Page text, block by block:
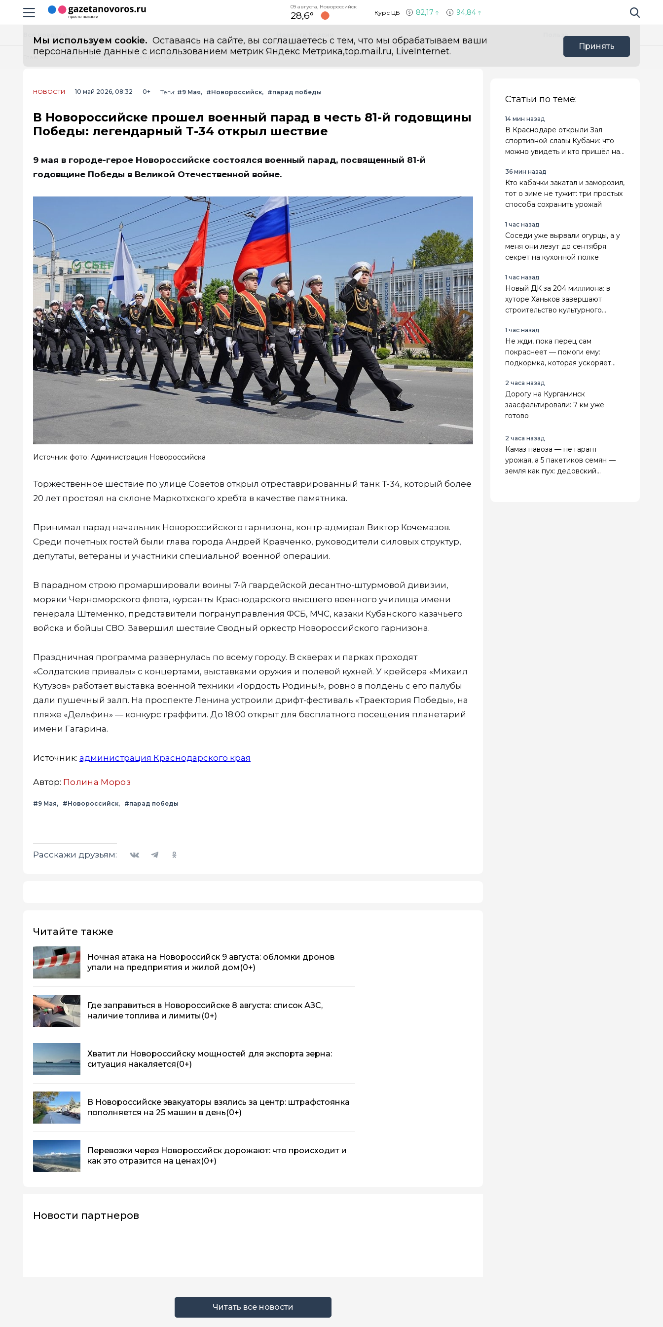
Навигация сайта
09 августа, Новороссийск
28,6° Курс ЦБ 82,17 94,84 Поиск по
Мы используем cookie. Оставаясь на сайте, вы соглашаетесь с тем, что мы обрабатываем ваши
персональные данные с использованием метрик Яндекс Метрика,top.mail.ru, LiveInternet.
Принять
Польза
Главная Лента новостей В Новороссийске прошел военный парад в честь 81-й годовщины Победы: легендарный Т-34 открыл шествие
НОВОСТИ 10 май 2026, 08:32 0+ Теги: #9 Мая #Новороссийск #парад победы
В Новороссийске прошел военный парад в честь 81-й годовщины
Победы: легендарный Т-34 открыл шествие
9 мая в городе-герое Новороссийске состоялся военный парад, посвященный 81-й
годовщине Победы в Великой Отечественной войне.
Источник фото: Администрация Новороссийска
Торжественное шествие по улице Советов открыл отреставрированный танк Т-34, который более
20 лет простоял на склоне Маркотхского хребта в качестве памятника.
Принимал парад начальник Новороссийского гарнизона, контр-адмирал Виктор Кочемазов.
Среди почетных гостей были глава города Андрей Кравченко, руководители силовых структур,
депутаты, ветераны и участники специальной военной операции.
В парадном строю промаршировали воины 7-й гвардейской десантно-штурмовой дивизии,
моряки Черноморского флота, курсанты Краснодарского высшего военного училища имени
генерала Штеменко, представители погрануправления ФСБ, МЧС, казаки Кубанского казачьего
войска и бойцы СВО. Завершил шествие Сводный оркестр Новороссийского гарнизона.
Праздничная программа развернулась по всему городу. В скверах и парках проходят
«Солдатские привалы» с концертами, выставками оружия и полевой кухней. У крейсера «Михаил
Кутузов» работает выставка военной техники «Гордость Родины!», ровно в полдень с его палубы
дали пушечный залп. На проспекте Ленина устроили дрифт-фестиваль «Траектория Победы», на
пляже «Дельфин» — конкурс граффити. До 18:00 открыт для бесплатного посещения планетарий
имени Гагарина.
Источник: администрация Краснодарского края
Автор: Полина Мороз
#9 Мая #Новороссийск #парад победы
Расскажи друзьям:
Читайте также
Ночная атака на Новороссийск 9 августа: обломки дронов
упали на предприятия и жилой дом (0+)
Где заправиться в Новороссийске 8 августа: список АЗС,
наличие топлива и лимиты (0+)
Хватит ли Новороссийску мощностей для экспорта зерна:
ситуация накаляется(0+)
В Новороссийске эвакуаторы взялись за центр: штрафстоянка
пополняется на 25 машин в день(0+)
Перевозки через Новороссийск дорожают: что происходит и
как это отразится на ценах(0+)
Новости партнеров
Читать все новости
Статьи по теме:
14 мин назад
В Краснодаре открыли Зал
спортивной славы Кубани: что
можно увидеть и кто пришёл на
36 мин назад
Кто кабачки закатал и заморозил,
тот о зиме не тужит: три простых
способа сохранить урожай
1 час назад
Соседи уже вырвали огурцы, а у
меня они лезут до сентября:
секрет на кухонной полке
1 час назад
Новый ДК за 204 миллиона: в
хуторе Ханьков завершают
строительство культурного
1 час назад
Не жди, пока перец сам
покраснеет — помоги ему:
подкормка, которая ускоряет
2 часа назад
Дорогу на Курганинск
заасфальтировали: 7 км уже
готово
2 часа назад
Камаз навоза — не гарант
урожая, а 5 пакетиков семян —
земля как пух: дедовский